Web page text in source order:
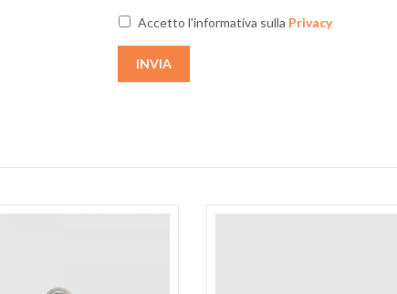
Accetto l'informativa sulla Privacy
INVIA